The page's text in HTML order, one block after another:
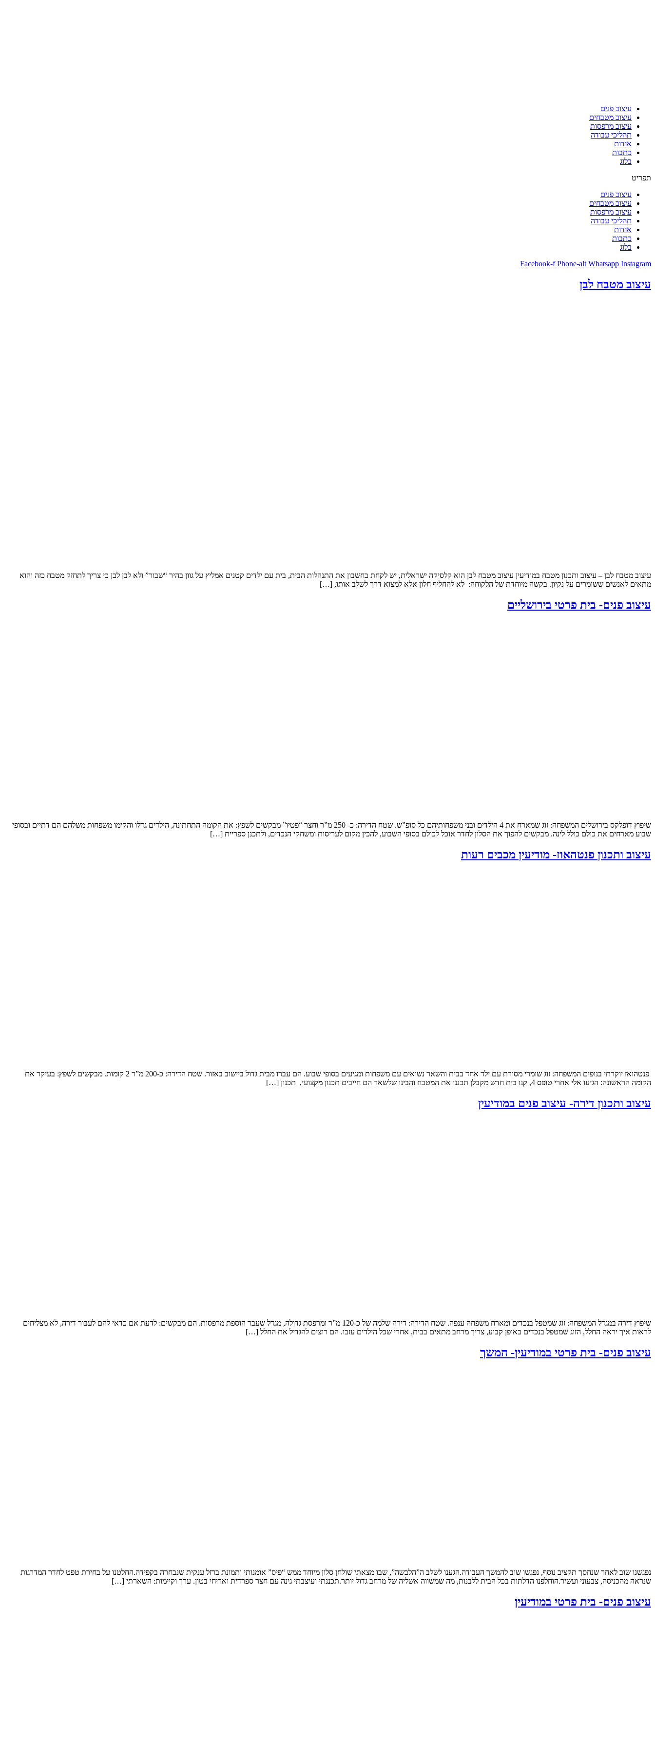
עיצוב פנים
עיצוב מטבחים
עיצוב מרפסות
תהליכי עבודה
אודות
כתבות
בלוג
תפריט
עיצוב פנים
עיצוב מטבחים
עיצוב מרפסות
תהליכי עבודה
אודות
כתבות
בלוג
Facebook-f Phone-alt Whatsapp Instagram
עיצוב מטבח לבן
עיצוב מטבח לבן – עיצוב ותכנון מטבח במודיעין עיצוב מטבח לבן הוא קלסיקה ישראלית, יש לקחת בחשבון את התנהלות הבית, בית עם ילדים קטנים אמליץ על גוון בהיר “שבור” ולא לבן לבן כי צריך לתחזק מטבח כזה והוא
מתאים לאנשים ששומרים על נקיון. בקשה מיוחדת של הלקוחה: לא להחליף חלון אלא למצוא דרך לשלב אותו, […]
עיצוב פנים- בית פרטי בירושליים
שיפוץ דופלקס בירושלים המשפחה: זוג שמארח את 4 הילדים ובני משפחותיהם כל סופ”ש. שטח הדירה: כ- 250 מ”ר וחצר “פטיו” מבקשים לשפץ: את הקומה התחתונה, הילדים גדלו והקימו משפחות משלהם הם דתיים ובסופי
שבוע מארחים את כולם כולל לינה. מבקשים להפוך את הסלון לחדר אוכל לכולם בסופי השבוע, להכין מקום לעריסות ומשחקי הנכדים, ולתכנן ספריית […]
עיצוב ותכנון פנטהאוז- מודיעין מכבים רעות
פנטהואז יוקרתי בנופים המשפחה: זוג שומרי מסורת עם ילד אחד בבית והשאר נשואים עם משפחות ומגיעים בסופי שבוע. הם עברו מבית גדול ביישוב באזור. שטח הדירה: כ-200 מ”ר 2 קומות. מבקשים לשפץ: בעיקר את
הקומה הראשונה: הגיעו אלי אחרי טופס 4, קנו בית חדש מקבלן תכננו את המטבח והבינו שלשאר הם חייבים תכנון מקצועי, תכנון […]
עיצוב ותכנון דירה- עיצוב פנים במודיעין
שיפוץ דירה במגדל המשפחה: זוג שמטפל בנכדים ומארח משפחה ענפה. שטח הדירה: דירה שלמה של כ-120 מ”ר ומרפסת גדולה, מגדל שעבר הוספת מרפסות. הם מבקשים: לדעת אם כדאי להם לעבור דירה, לא מצליחים
לראות איך יראה החלל, הזוג שמטפל בנכדים באופן קבוע, צריך מרחב מתאים בבית, אחרי שכל הילדים עזבו. הם רוצים להגדיל את החלל […]
עיצוב פנים- בית פרטי במודיעין- המשך
נפגשנו שוב לאחר שנחסך תקציב נוסף, נפגשו שוב להמשך העבודה.הגענו לשלב ה”הלבשה”, שבו מצאתי שולחן סלון מיוחד ממש “פיס” אומנותי ותמונת ברזל ענקית שנבחרה בקפידה.החלטנו על בחירת טפט לחדר המדרגות
שנראה מהכניסה, צבעוני ועשיר.הוחלפנו הדלתות בכל הבית ללבנות, מה שמשווה אשליה של מרחב גדול יותר.תכננתי ועיצבתי גינה עם חצר ספרדית ואריחי בטון. ערך וקיימות: השארתי […]
עיצוב פנים- בית פרטי במודיעין